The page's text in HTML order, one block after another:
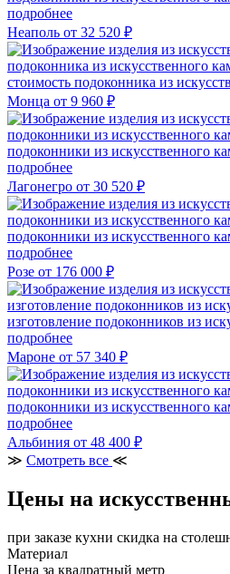
подробнее
Неаполь от 32 520 ₽
стоимость подоконника из
Монца от 9 960 ₽
подоконники из искусственного
подробнее
Лагонегро от 30 520 ₽
подоконники из искусственного
подробнее
Розе от 176 000 ₽
изготовление подоконников из
подробнее
Мароне от 57 340 ₽
подоконники из искусственного
подробнее
Альбиния от 48 400 ₽
≫ Смотреть все ≪
Цены на
при заказе кухни скидка на
Материал
Цена за квадратный метр